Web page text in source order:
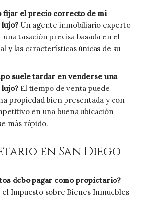
fijar el precio correcto de mi
Un agente inmobiliario experto
tasación precisa basada en el
y las características únicas de su
suele tardar en venderse una
El tiempo de venta puede
propiedad bien presentada y con
en una buena ubicación
más rápido.
en San Diego
debo pagar como propietario?
el Impuesto sobre Bienes Inmuebles